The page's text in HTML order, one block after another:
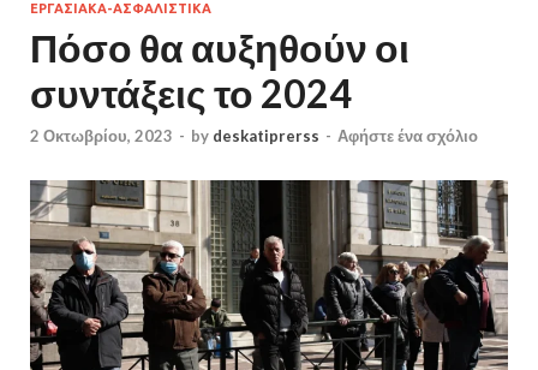
ΕΡΓΑΣΙΑΚΑ-ΑΣΦΑΛΙΣΤΙΚΑ
Πόσο θα αυξηθούν οι
συντάξεις το 2024
2 Οκτωβρίου, 2023 - by deskatiprerss - Αφήστε ένα σχόλιο